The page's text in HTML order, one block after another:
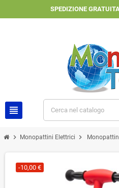
SPEDIZIONE
view_headline
chevron_right Monopattini Elettrici chevron_right
-10,00 €